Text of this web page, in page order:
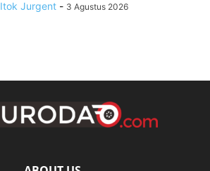
Itok Jurgent - 3 Agustus 2026